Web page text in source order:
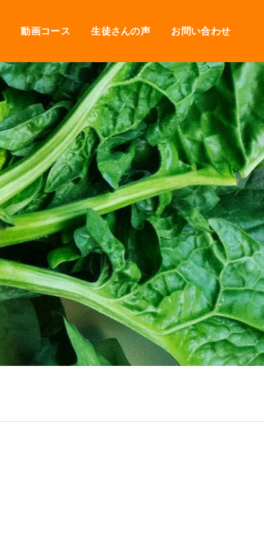
動画コース 生徒さんの声 お問い合わせ